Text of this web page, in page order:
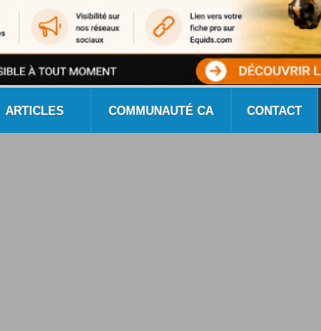
ARTICLES COMMUNAUTÉ CA CONTACT